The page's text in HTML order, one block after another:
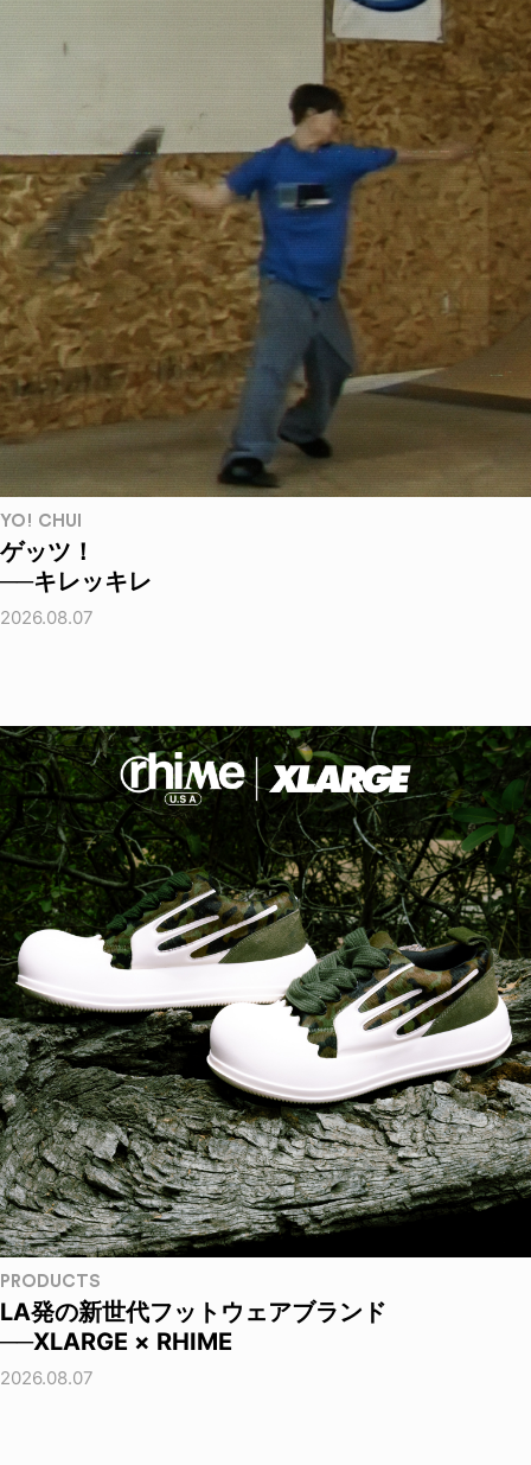
YO! CHUI
ゲッツ！
──キレッキレ
2026.08.07
PRODUCTS
LA発の新世代フットウェアブランド
──XLARGE × RHIME
2026.08.07